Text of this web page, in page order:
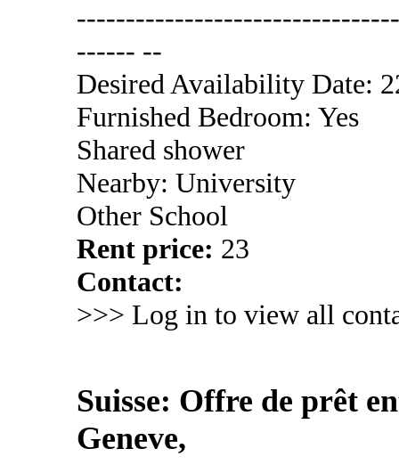
------ --
Desired Availability Date:
Furnished Bedroom: Yes
Shared shower
Nearby: University
Other School
Rent price: 23
Contact:
>>> Log in to view all
Suisse: Offre de prêt
Geneve,